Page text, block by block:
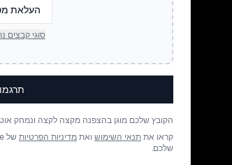
העלאת
סוגי קבצים
תרגמו
הקובץ שלכם מוגן בהצפנה מקצה לקצה ונמחק
קראו אתתנאי השימוש ואתמדיניות הפרטיות
שלכם.